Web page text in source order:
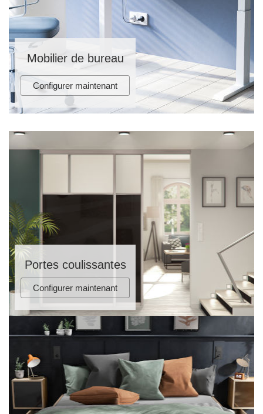
Mobilier de bureau
Configurer maintenant
Portes coulissantes
Configurer maintenant